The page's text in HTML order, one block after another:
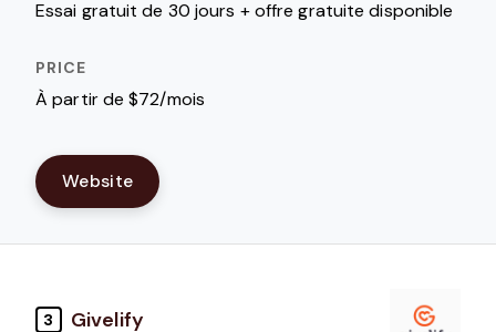
Essai gratuit de 30 jours + offre gratuite disponible
À partir de $72/mois
Website
3 Givelify